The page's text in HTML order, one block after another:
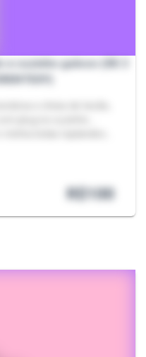
e cuzinho guloso (DE 2
R$100